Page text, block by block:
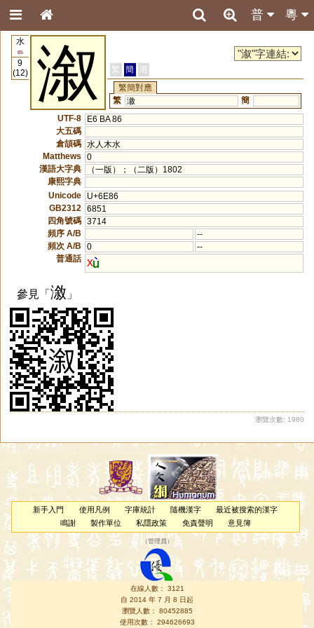
粵
普
水
85
9
(12)
溆 繁 簡
港
繁簡對應
繁 漵
簡
UTF-8
E6 BA 86
大五碼
倉頡碼 水人木水
Matthews
0
漢語大字典
（一版）；（二版）1802
康熙字典
Unicode
U+6E86
GB2312
6851
四角號碼 3714
頻序 A/B
--
頻次 A/B
0
--
普通話 x
參見「漵 」
瀏覽次數: 1980
新手入門 使用凡例 字庫統計 隨機漢字
最近被搜索的漢字
鳴謝
製作單位 私隱政策 免責聲明 意見簿
（管理員 ）
在線人數： 3121
自 2014 年 7 月 8 日起
瀏覽人數： 80452885
使用次數： 294626693